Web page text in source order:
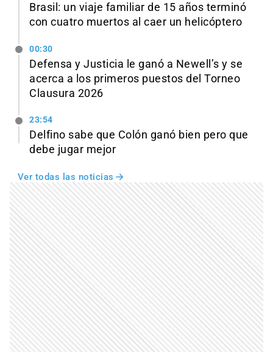
Brasil: un viaje familiar de 15 años terminó
con cuatro muertos al caer un helicóptero
00:30
Defensa y Justicia le ganó a Newell’s y se
acerca a los primeros puestos del Torneo
Clausura 2026
23:54
Delfino sabe que Colón ganó bien pero que
debe jugar mejor
Ver todas las noticias